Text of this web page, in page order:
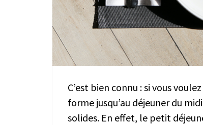
C’est bien connu : si vous
forme jusqu’au déjeuner du
solides. En effet, le petit